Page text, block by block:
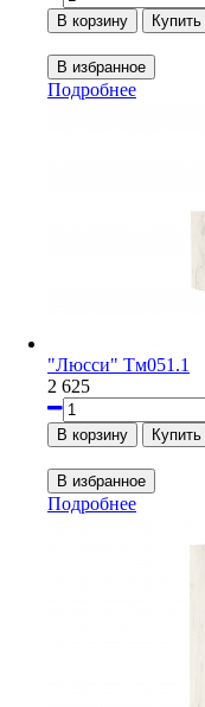
Подробнее
"Люсси" Тм051.1
2 625
Подробнее